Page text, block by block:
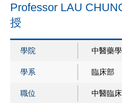
Professor LAU
授
學院 中醫藥
學系 臨床部
職位 中醫臨